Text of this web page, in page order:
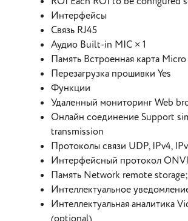
Интерфейсы
Связь RJ45
Аудио Built-in MIC × 1
Память Встроенная карта
Перезагрузка прошивки Yes
Функции
Удаленный мониторинг Web
Онлайн соединение Support
transmission
Протоколы связи UDP, IPv4,
Интерфейсный протокол
Память Network remote
Интеллектуальное
Интеллектуальная